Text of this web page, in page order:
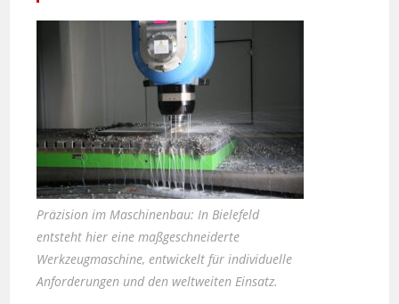
Präzision im Maschinenbau: In Bielefeld
entsteht hier eine maßgeschneiderte
Werkzeugmaschine, entwickelt für individuelle
Anforderungen und den weltweiten Einsatz.